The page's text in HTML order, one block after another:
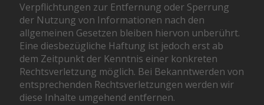
Verpflichtungen zur Entfernung oder Sperrung
der Nutzung von Informationen nach den
allgemeinen Gesetzen bleiben hiervon unberührt.
Eine diesbezügliche Haftung ist jedoch erst ab
dem Zeitpunkt der Kenntnis einer konkreten
Rechtsverletzung möglich. Bei Bekanntwerden von
entsprechenden Rechtsverletzungen werden wir
diese Inhalte umgehend entfernen.